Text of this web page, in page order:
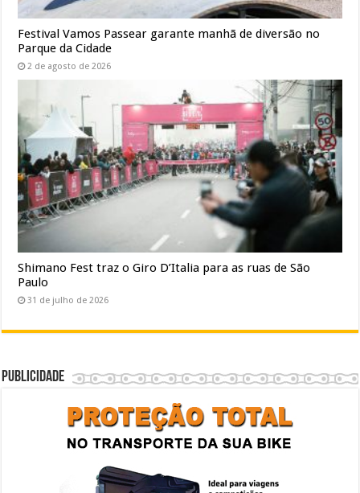
Festival Vamos Passear garante manhã de diversão no
Parque da Cidade
2 de agosto de 2026
Shimano Fest traz o Giro D’Italia para as ruas de São
Paulo
31 de julho de 2026
Publicidade